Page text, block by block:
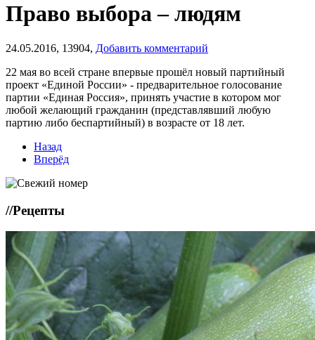
Право выбора – людям
24.05.2016, 13904, Добавить комментарий
22 мая во всей стране впервые прошёл новый партийный
проект «Единой России» - предварительное голосование
партии «Единая Россия», принять участие в котором мог
любой желающий гражданин (представлявший любую
партию либо беспартийный) в возрасте от 18 лет.
Назад
Вперёд
//Рецепты